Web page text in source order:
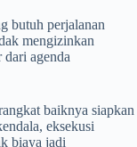
butuh perjalanan
mengizinkan
agenda
baiknya siapkan
eksekusi
biaya jadi